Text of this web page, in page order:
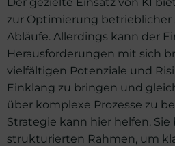
zur Optimierung
Abläufe. Allerdings kann der
Herausforderungen mit sich
vielfältigen Potenziale und
Einklang zu bringen und
über komplexe Prozesse zu
Strategie kann hier helfen.
strukturierten Rahmen, um